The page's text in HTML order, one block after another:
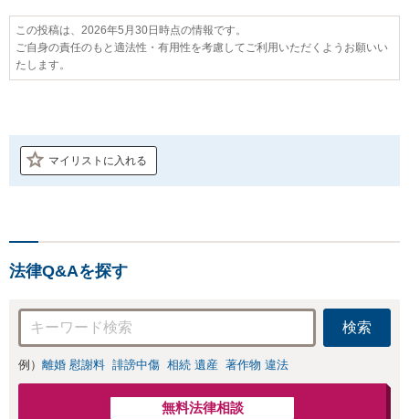
この投稿は、2026年5月30日時点の情報です。
ご自身の責任のもと適法性・有用性を考慮してご利用いただくようお願いい
たします。
マイリストに入れる
法律Q&Aを探す
検索
例） 離婚 慰謝料 誹謗中傷 相続 遺産 著作物 違法
無料法律相談